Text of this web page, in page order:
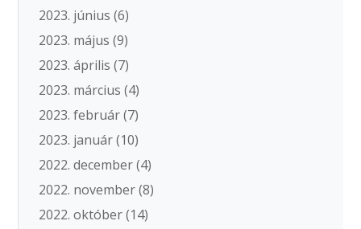
2023. június (6)
2023. május (9)
2023. április (7)
2023. március (4)
2023. február(7)
2023. január(10)
2022. december(4)
2022. november(8)
2022. október(14)